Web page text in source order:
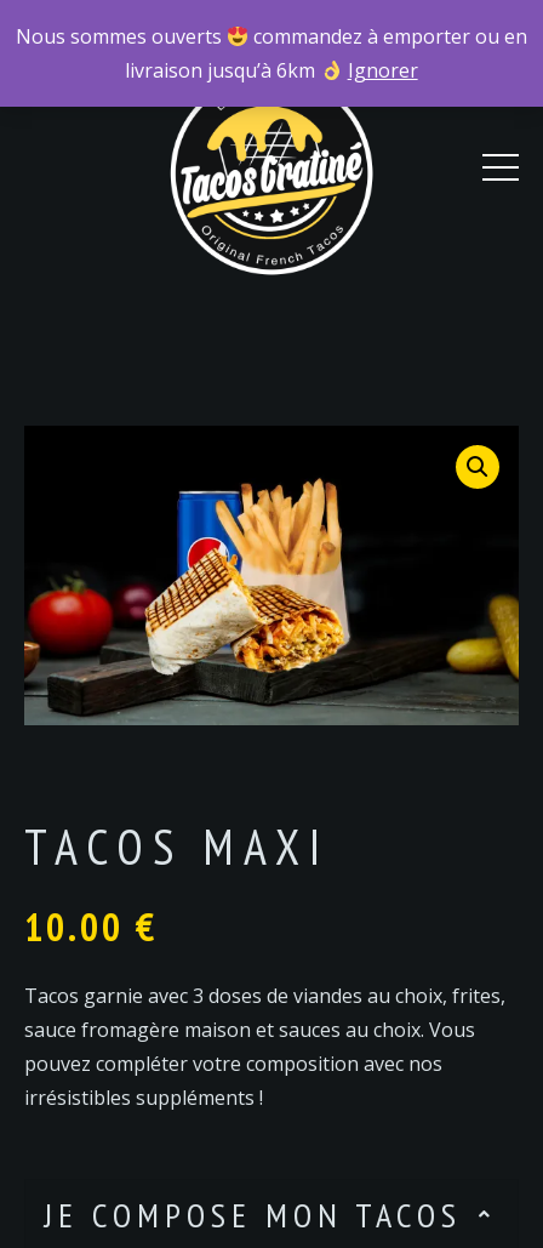
TACOS MAXI
10.00 €
Tacos garnie avec 3 doses de viandes au choix, frites,
sauce fromagère maison et sauces au choix. Vous
pouvez compléter votre composition avec nos
irrésistibles suppléments !
JE COMPOSE MON TACOS
Nous sommes ouverts
commandez à emporter ou en
livraison jusqu’à 6km
Ignorer